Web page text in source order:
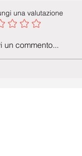
una valutazione
un commento...